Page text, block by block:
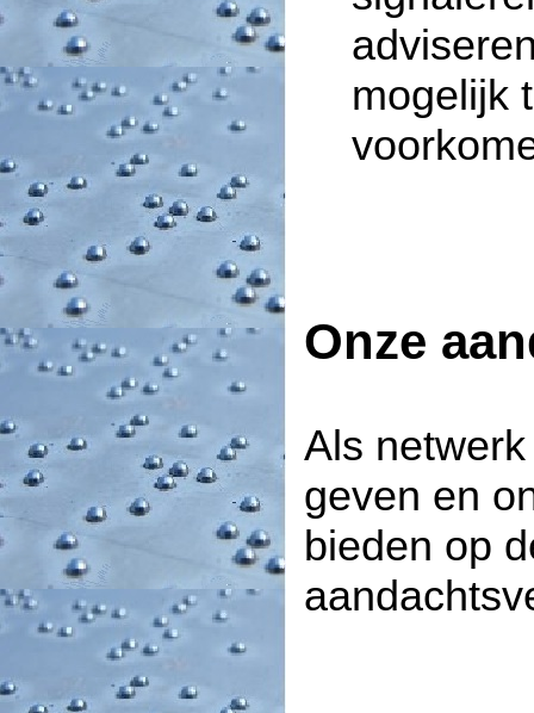
mogelijk
Onze
Als
geven en
bieden op